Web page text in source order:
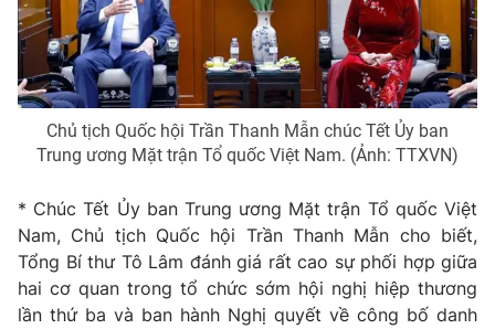
VTV9 VTV8
Liên hệ tòa soạn English
THỜI BÁO VTV
Theo dõi báo trên
Chủ tịch Quốc hội Trần Thanh Mẫn chúc Tết Ủy ban
Trung ương Mặt trận Tổ quốc Việt Nam. (Ảnh: TTXVN)
* Chúc Tết Ủy ban Trung ương Mặt trận Tổ quốc Việt
Nam, Chủ tịch Quốc hội Trần Thanh Mẫn cho biết,
Tổng Bí thư Tô Lâm đánh giá rất cao sự phối hợp giữa
hai cơ quan trong tổ chức sớm hội nghị hiệp thương
lần thứ ba và ban hành Nghị quyết về công bố danh